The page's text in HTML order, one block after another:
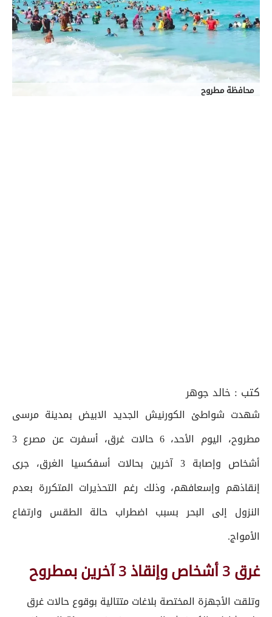
محافظة مطروح
كتب : خالد جوهر
شهدت شواطئ الكورنيش الجديد الابيض بمدينة مرسى
مطروح، اليوم الأحد، 6 حالات غرق، أسفرت عن مصرع 3
أشخاص وإصابة 3 آخرين بحالات أسفكسيا الغرق، جرى
إنقاذهم وإسعافهم، وذلك رغم التحذيرات المتكررة بعدم
النزول إلى البحر بسبب اضطراب حالة الطقس وارتفاع
الأمواج.
غرق 3 أشخاص وإنقاذ 3 آخرين بمطروح
وتلقت الأجهزة المختصة بلاغات متتالية بوقوع حالات غرق